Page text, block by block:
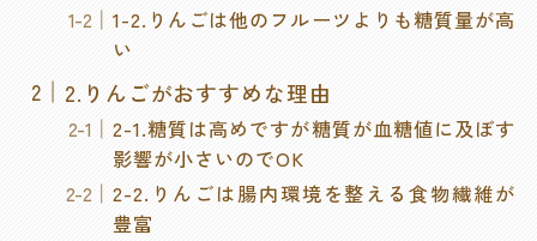
1-2.りんごは他のフルーツよりも糖質量が高
い
2.りんごがおすすめな理由
2-1.糖質は高めですが糖質が血糖値に及ぼす
影響が小さいのでOK
2-2.りんごは腸内環境を整える食物繊維が
豊富